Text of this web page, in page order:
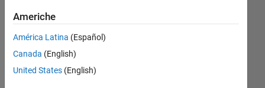
PaulLe
2021
2
Risposte
Americhe
América Latina (Español)
Canada (English)
United States (English)